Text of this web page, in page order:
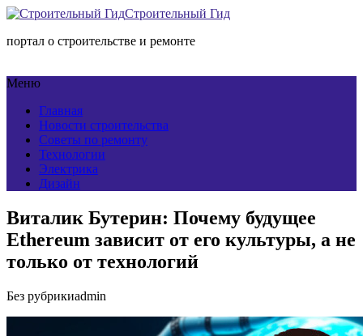
Строительный Гид
портал о строительстве и ремонте
Меню
Главная
Новости строительства
Советы по ремонту
Технологии
Электрика
Дизайн
Виталик Бутерин: Почему будущее
Ethereum зависит от его культуры, а не
только от технологий
Без рубрикиadmin